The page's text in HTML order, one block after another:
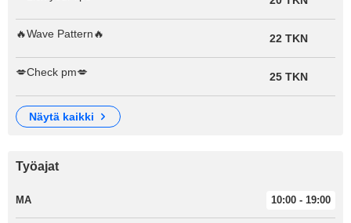
🔥Wave Pattern🔥 22 TKN
💋Check pm💋 25 TKN
näytä kaikki
Työajat
MA 10:00 - 19:00